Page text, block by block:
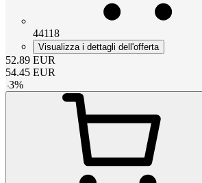
44118
Visualizza i dettagli dell'offerta
52.89 EUR
54.45 EUR
-3%